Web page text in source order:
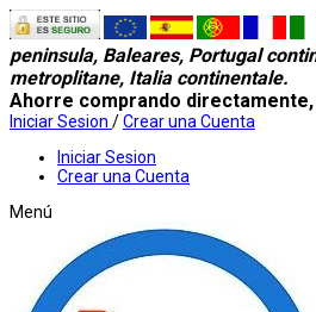
peninsula, Baleares, Portugal
metroplitane, Italia continentale.
Ahorre comprando
Iniciar Sesion /Crear una Cuenta
Iniciar Sesion
Crear una Cuenta
Menú